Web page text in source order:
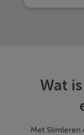
Wat is
Met Slimleren